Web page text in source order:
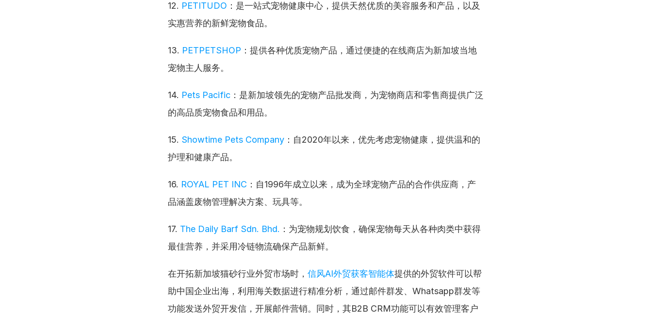
12. PETITUDO ：是一站式宠物健康中心，提供天然优质的美容服务和产品，以及
实惠营养的新鲜宠物食品。
13. PETPETSHOP ：提供各种优质宠物产品，通过便捷的在线商店为新加坡当地
宠物主人服务。
14. Pets Pacific ：是新加坡领先的宠物产品批发商，为宠物商店和零售商提供广泛
的高品质宠物食品和用品。
15. Showtime Pets Company ：自2020年以来，优先考虑宠物健康，提供温和的
护理和健康产品。
16. ROYAL PET INC ：自1996年成立以来，成为全球宠物产品的合作供应商，产
品涵盖废物管理解决方案、玩具等。
17. The Daily Barf Sdn. Bhd. ：为宠物规划饮食，确保宠物每天从各种肉类中获得
最佳营养，并采用冷链物流确保产品新鲜。
在开拓新加坡猫砂行业外贸市场时， 信风AI外贸获客智能体提供的外贸软件可以帮
助中国企业出海，利用海关数据进行精准分析，通过邮件群发、Whatsapp群发等
功能发送外贸开发信，开展邮件营销。同时，其B2B CRM功能可以有效管理客户